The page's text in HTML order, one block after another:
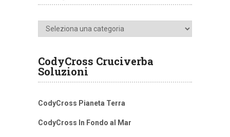
Categorie
CodyCross Cruciverba
Soluzioni
CodyCross Pianeta Terra
CodyCross In Fondo al Mar